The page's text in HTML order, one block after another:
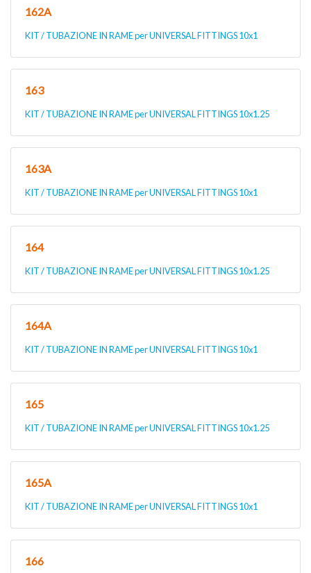
162A
KIT / TUBAZIONE IN RAME per UNIVERSAL FITTINGS 10x1
163
KIT / TUBAZIONE IN RAME per UNIVERSAL FITTINGS 10x1.25
163A
KIT / TUBAZIONE IN RAME per UNIVERSAL FITTINGS 10x1
164
KIT / TUBAZIONE IN RAME per UNIVERSAL FITTINGS 10x1.25
164A
KIT / TUBAZIONE IN RAME per UNIVERSAL FITTINGS 10x1
165
KIT / TUBAZIONE IN RAME per UNIVERSAL FITTINGS 10x1.25
165A
KIT / TUBAZIONE IN RAME per UNIVERSAL FITTINGS 10x1
166